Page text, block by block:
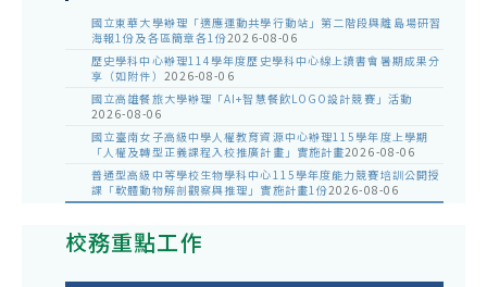
國立東華大學辦理「適應運動共學行動站」第二階段與離島場研習
海報1份及各區簡章各1份2026-08-06
歷史學科中心辦理114學年度歷史學科中心線上讀書會暑期成果分
享（如附件） 2026-08-06
國立高雄餐旅大學辦理「AI+智慧餐飲LOGO設計競賽」活動
2026-08-06
國立臺南女子高級中學人權教育資源中心辦理115學年度上學期
「人權及轉型正義課程入校推廣計畫」實施計畫2026-08-06
普通型高級中等學校生物學科中心115學年度能力競賽培訓公開授
課「軟體動物解剖觀察與推理」實施計畫1份2026-08-06
校務重點工作